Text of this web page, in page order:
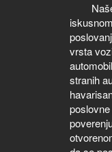
Naše
vrsta
stranih